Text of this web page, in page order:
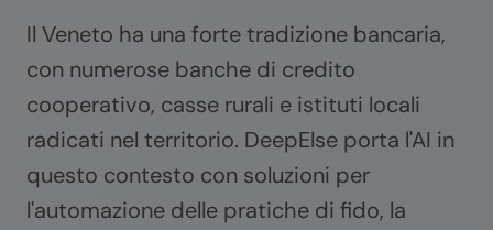
Il Veneto ha una forte tradizione bancaria,
con numerose banche di credito
cooperativo, casse rurali e istituti locali
radicati nel territorio. DeepElse porta l'AI in
questo contesto con soluzioni per
l'automazione delle pratiche di fido, la